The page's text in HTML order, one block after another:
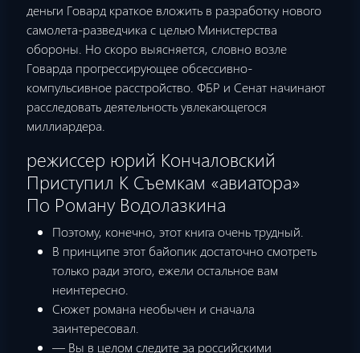
деньги Говард краткое вложить в разработку нового
самолета-разведчика с целью Министерства
обороны. Но скоро выясняется, словно возле
Говарда прогрессирующее обсессивно-
компульсивное расстройство. ФБР и Сенат начинают
расследовать деятельность увлекающегося
миллиардера.
режиссер юрий Кончаловский
Приступил К Съемкам «авиатора»
По Роману Водолазкина
Поэтому, конечно, этот книга очень трудный.
В принципе этот байопик достаточно смотреть
только ради этого, ежели остальное вам
неинтересно.
Сюжет романа необычен и сначала
заинтересовал.
— Вы в целом следите за российскими